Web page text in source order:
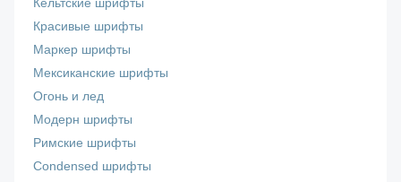
Кельтские шрифты
Красивые шрифты
Маркер шрифты
Мексиканские шрифты
Огонь и лед
Модерн шрифты
Римские шрифты
Сondensed шрифты